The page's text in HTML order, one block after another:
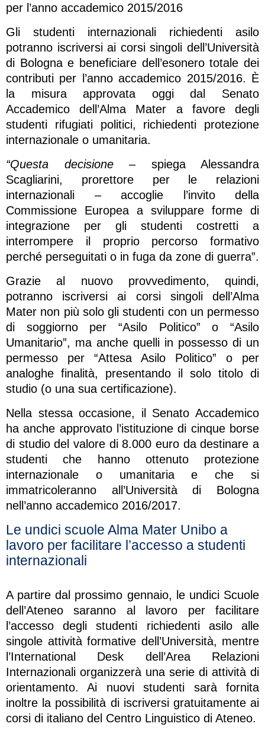
per l’anno accademico 2015/2016
Gli studenti internazionali richiedenti asilo
potranno iscriversi ai corsi singoli dell’Università
di Bologna e beneficiare dell’esonero totale dei
contributi per l’anno accademico 2015/2016. È
la misura approvata oggi dal Senato
Accademico dell’Alma Mater a favore degli
studenti rifugiati politici, richiedenti protezione
internazionale o umanitaria.
“Questa decisione– spiega Alessandra
Scagliarini, prorettore per le relazioni
internazionali – accoglie l’invito della
Commissione Europea a sviluppare forme di
integrazione per gli studenti costretti a
interrompere il proprio percorso formativo
perché perseguitati o in fuga da zone di guerra”.
Grazie al nuovo provvedimento, quindi,
potranno iscriversi ai corsi singoli dell’Alma
Mater non più solo gli studenti con un permesso
di soggiorno per “Asilo Politico” o “Asilo
Umanitario”, ma anche quelli in possesso di un
permesso per “Attesa Asilo Politico” o per
analoghe finalità, presentando il solo titolo di
studio (o una sua certificazione).
Nella stessa occasione, il Senato Accademico
ha anche approvato l’istituzione di cinque borse
di studio del valore di 8.000 euro da destinare a
studenti che hanno ottenuto protezione
internazionale o umanitaria e che si
immatricoleranno all’Università di Bologna
nell’anno accademico 2016/2017.
Le undici scuole Alma Mater Unibo a
lavoro per facilitare l’accesso a studenti
internazionali
A partire dal prossimo gennaio, le undici Scuole
dell’Ateneo saranno al lavoro per facilitare
l’accesso degli studenti richiedenti asilo alle
singole attività formative dell’Università, mentre
l’International Desk dell’Area Relazioni
Internazionali organizzerà una serie di attività di
orientamento. Ai nuovi studenti sarà fornita
inoltre la possibilità di iscriversi gratuitamente ai
corsi di italiano del Centro Linguistico di Ateneo.